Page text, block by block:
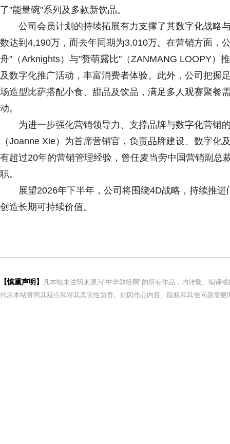
了"能量碗"系列及多款新饮品。
公司会员计划的持续拓展有力支撑了其数字化战略
数达到4,190万，而去年同期为3,010万。在营销方面，
舟"（Arknights）与"赞萌露比"（ZANMANG LOOPY）
及数字化推广活动，丰富消费者体验。此外，公司把握
场造型比萨搭配小食、甜品及饮品，满足多人观赛聚餐
动。
为进一步强化营销领导力、支撑品牌与数字化营销
（Joanne Xie）为首席营销官，负责品牌建设、数字
有超过20年的营销管理经验，曾任麦当劳中国营销副总
职。
展望2026年下半年，公司将围绕4D战略，持续推
创造长期可持续价值。
【慎重声明】
凡本站未注明来源为"中华财经网"的所有作品，均转载、编译
代表本站赞同其观点和对其真实性负责。如因作品内容、版权和其他问题需